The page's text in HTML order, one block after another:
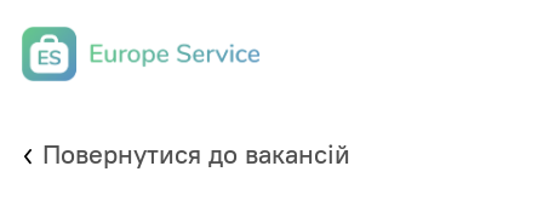
Повернутися до вакансій